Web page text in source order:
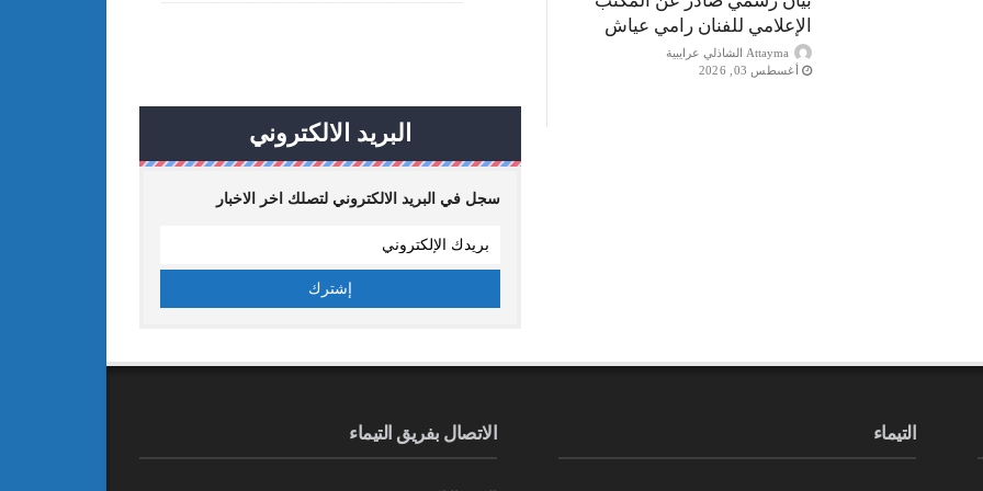
الإعلامي للفنان رامي عياش
Attayma الشاذلي عرايبية
أغسطس 03, 2026
البريد الالكتروني
سجل في البريد الالكتروني لتصلك اخر الاخبار
الاتصال بفريق التيماء التيماء